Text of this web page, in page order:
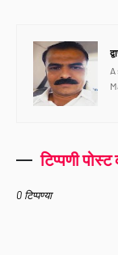
टिप्पणी पोस्ट
0 टिप्पण्या